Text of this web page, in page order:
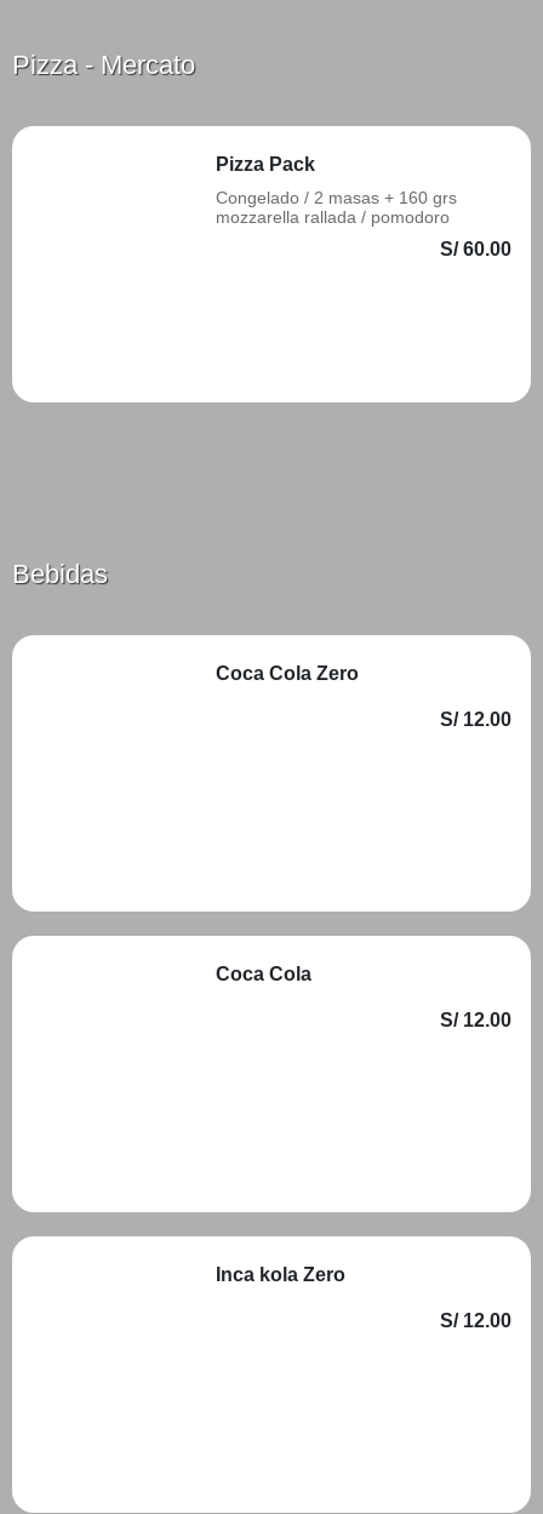
Pizza - Mercato
Pizza Pack
Congelado / 2 masas + 160 grs
mozzarella rallada / pomodoro
S/ 60.00
Bebidas
Coca Cola Zero
S/ 12.00
Coca Cola
S/ 12.00
Inca kola Zero
S/ 12.00